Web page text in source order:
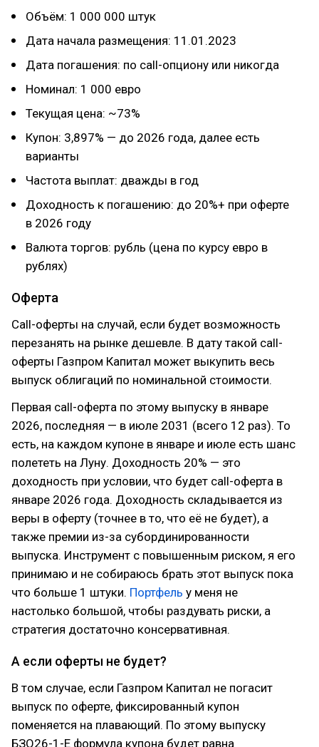
Объём: 1 000 000 штук
Дата начала размещения: 11.01.2023
Дата погашения: по call-опциону или никогда
Номинал: 1 000 евро
Текущая цена: ~73%
Купон: 3,897% — до 2026 года, далее есть
варианты
Частота выплат: дважды в год
Доходность к погашению: до 20%+ при оферте
в 2026 году
Валюта торгов: рубль (цена по курсу евро в
рублях)
Оферта
Call-оферты на случай, если будет возможность
перезанять на рынке дешевле. В дату такой call-
оферты Газпром Капитал может выкупить весь
выпуск облигаций по номинальной стоимости.
Первая call-оферта по этому выпуску в январе
2026, последняя — в июле 2031 (всего 12 раз). То
есть, на каждом купоне в январе и июле есть шанс
полететь на Луну. Доходность 20% — это
доходность при условии, что будет call-оферта в
январе 2026 года. Доходность складывается из
веры в оферту (точнее в то, что её не будет), а
также премии из-за субординированности
выпуска. Инструмент с повышенным риском, я его
принимаю и не собираюсь брать этот выпуск пока
что больше 1 штуки. Портфель у меня не
настолько большой, чтобы раздувать риски, а
стратегия достаточно консервативная.
А если оферты не будет?
В том случае, если Газпром Капитал не погасит
выпуск по оферте, фиксированный купон
поменяется на плавающий. По этому выпуску
БЗО26-1-Е формула купона будет равна